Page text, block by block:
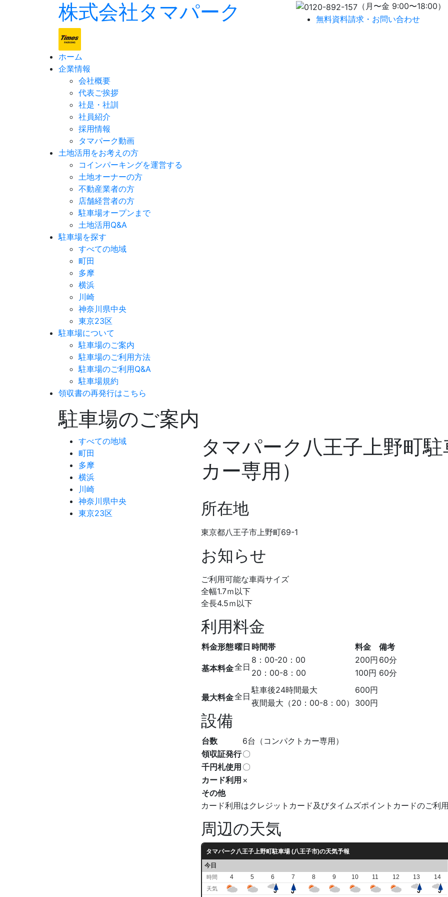
株式会社タマパーク
（月〜金 9:00〜18:00）
無料資料請求・お問い合わせ
ホーム
企業情報
会社概要
代表ご挨拶
社是・社訓
社員紹介
採用情報
タマパーク動画
土地活用をお考えの方
コインパーキングを運営する
土地オーナーの方
不動産業者の方
店舗経営者の方
駐車場オープンまで
土地活用Q&A
駐車場を探す
すべての地域
町田
多摩
横浜
川崎
神奈川県中央
東京23区
駐車場について
駐車場のご案内
駐車場のご利用方法
駐車場のご利用Q&A
駐車場規約
領収書の再発行はこちら
駐車場のご案内
すべての地域
町田
多摩
横浜
川崎
神奈川県中央
東京23区
タマパーク八王子上野町
カー専用）
所在地
東京都八王子市上野町69-1
お知らせ
ご利用可能な車両サイズ
全幅1.7ｍ以下
全長4.5ｍ以下
利用料金
料金形態曜日 時間帯 料金 備考
基本料金全日
8：00-20：00 200円 60分
20：00-8：00
100円 60分
最大料金全日
駐車後24時間最大
600円
夜間最大（20：00-8：00）
300円
設備
台数
6台（コンパクトカー専用）
領収証発行〇
千円札使用 〇
カード利用 ×
その他
カード利用はクレジットカード及びタイムズポイントカードのご利用
周辺の天気
タマパーク八王子上野町駐車場 (八王子市)の天気予報
今日
時間 4 5 6 7 8 9 10 11 12 13 14
天気